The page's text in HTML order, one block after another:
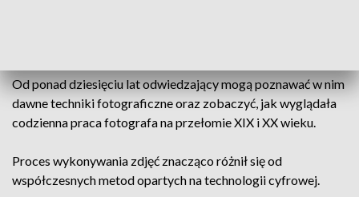
Od ponad dziesięciu lat odwiedzający mogą poznawać w nim
dawne techniki fotograficzne oraz zobaczyć, jak wyglądała
codzienna praca fotografa na przełomie XIX i XX wieku.
Proces wykonywania zdjęć znacząco różnił się od
współczesnych metod opartych na technologii cyfrowej.